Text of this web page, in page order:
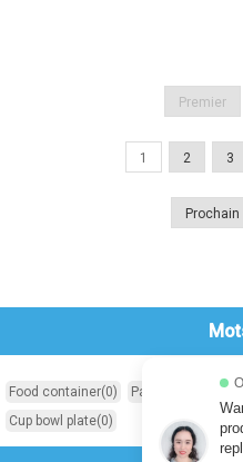
Premier
1 2 3
Prochain
Food container(0) Paper food bag(0)
Cup bowl plate(0)